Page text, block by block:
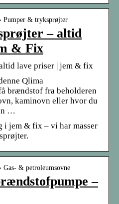
Pumper & tryksprøjter
– altid
& Fix
lave priser | jem & fix
Qlima
brændstof fra beholderen
kaminovn eller hvor du
…
i jem & fix – vi har masser
& petroleumsovne
–